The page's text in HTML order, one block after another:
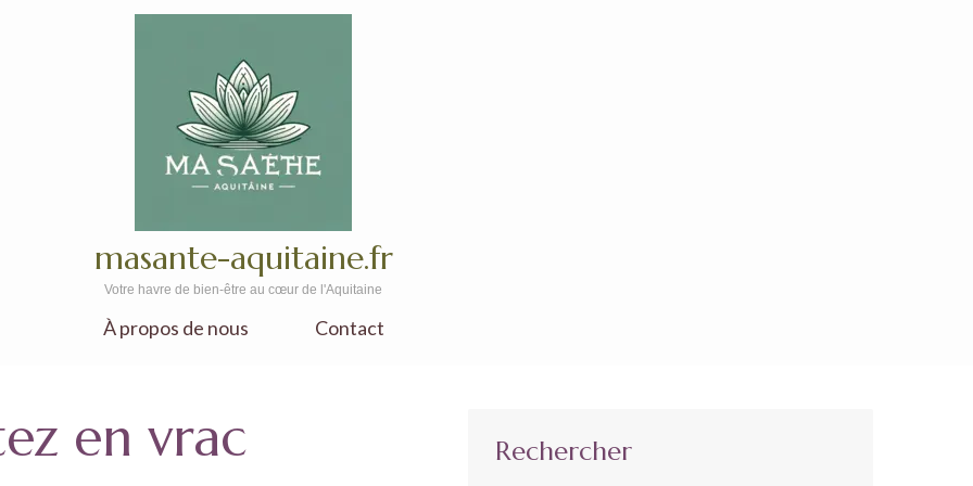
masante-aquitaine.fr
Votre havre de bien-être au cœur de l'Aquitaine
À propos de nous Contact
en vrac Rechercher